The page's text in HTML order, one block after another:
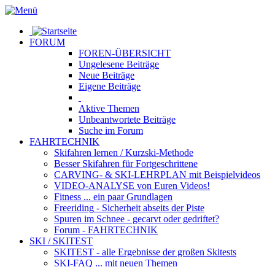
FORUM
FOREN-ÜBERSICHT
Ungelesene Beiträge
Neue Beiträge
Eigene Beiträge
Aktive Themen
Unbeantwortete Beiträge
Suche im Forum
FAHRTECHNIK
Skifahren lernen / Kurzski-Methode
Besser Skifahren für Fortgeschrittene
CARVING- & SKI-LEHRPLAN mit Beispielvideos
VIDEO-ANALYSE von Euren Videos!
Fitness ... ein paar Grundlagen
Freeriding - Sicherheit abseits der Piste
Spuren im Schnee - gecarvt oder gedriftet?
Forum - FAHRTECHNIK
SKI / SKITEST
SKITEST - alle Ergebnisse der großen Skitests
SKI-FAQ ... mit neuen Themen